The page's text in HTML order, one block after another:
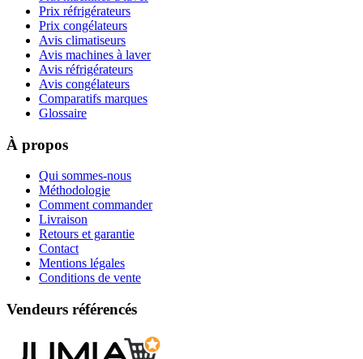
Prix réfrigérateurs
Prix congélateurs
Avis climatiseurs
Avis machines à laver
Avis réfrigérateurs
Avis congélateurs
Comparatifs marques
Glossaire
À propos
Qui sommes-nous
Méthodologie
Comment commander
Livraison
Retours et garantie
Contact
Mentions légales
Conditions de vente
Vendeurs référencés